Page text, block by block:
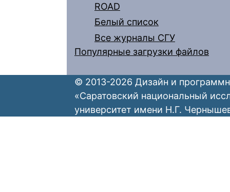
ROAD
Белый список
Все журналы СГУ
Популярные загрузки файлов
© 2013-2026 Дизайн и
«Саратовский национальный
университет имени Н.Г.